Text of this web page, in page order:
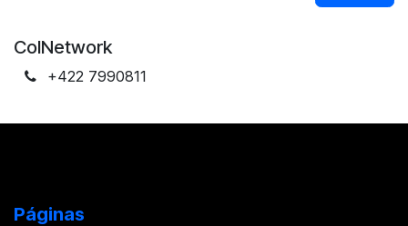
ColNetwork
+422 7990811
Páginas